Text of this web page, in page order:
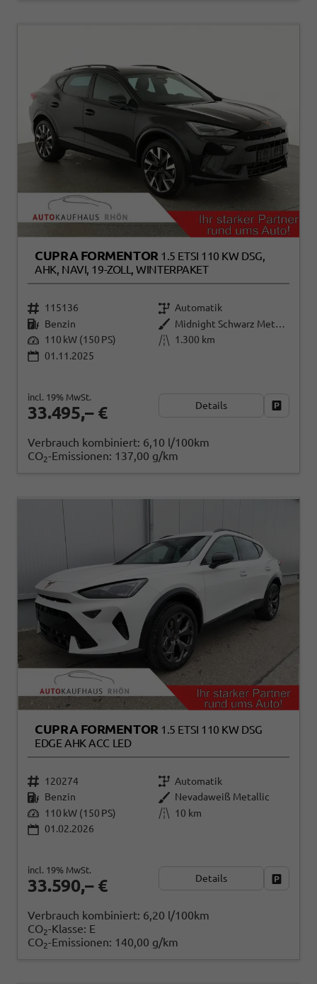
CUPRA FORMENTOR 1.5 ETSI 110 KW DSG,
AHK, NAVI, 19-ZOLL, WINTERPAKET
115136
Automatik
Benzin
Midnight Schwarz Metallic
110 kW (150 PS)
1.300 km
01.11.2025
33.495,– €
incl. 19% MwSt.
Details
Verbrauch kombiniert: 6,10 l/100km
CO2-Emissionen: 137,00 g/km
CUPRA FORMENTOR 1.5 ETSI 110 KW DSG
EDGE AHK ACC LED
120274
Automatik
Benzin
Nevadaweiß Metallic
110 kW (150 PS)
10 km
01.02.2026
33.590,– €
incl. 19% MwSt.
Details
Verbrauch kombiniert: 6,20 l/100km
CO2-Klasse: E
CO2-Emissionen: 140,00 g/km